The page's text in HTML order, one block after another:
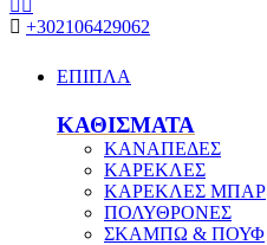
+302106429062
ΕΠΙΠΛΑ
ΚΑΘΙΣΜΑΤΑ
ΚΑΝΑΠΕΔΕΣ
ΚΑΡΕΚΛΕΣ
ΚΑΡΕΚΛΕΣ ΜΠΑΡ
ΠΟΛΥΘΡΟΝΕΣ
ΣΚΑΜΠΩ & ΠΟΥΦ